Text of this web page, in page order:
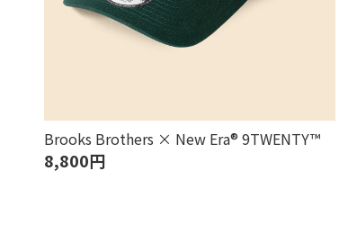
Brooks Brothers × New Era® 9TWENTY™
8,800円